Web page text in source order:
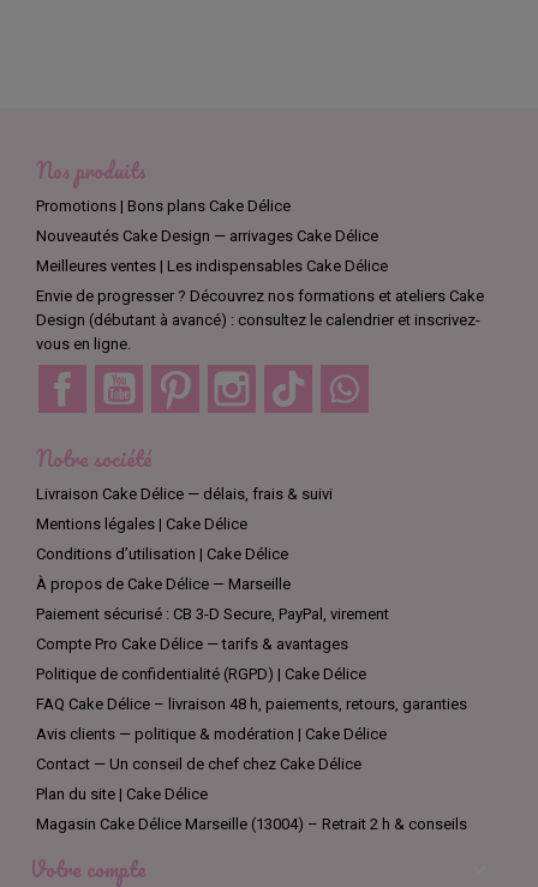
Nos produits
Promotions | Bons plans Cake Délice
Nouveautés Cake Design — arrivages Cake Délice
Meilleures ventes | Les indispensables Cake Délice
Envie de progresser ? Découvrez nos formations et ateliers Cake
Design (débutant à avancé) : consultez le calendrier et inscrivez-
vous en ligne.
Facebook YouTube Pinterest Instagram TikTok
Notre société
Livraison Cake Délice — délais, frais & suivi
Mentions légales | Cake Délice
Conditions d’utilisation | Cake Délice
À propos de Cake Délice — Marseille
Paiement sécurisé : CB 3-D Secure, PayPal, virement
Compte Pro Cake Délice — tarifs & avantages
Politique de confidentialité (RGPD) | Cake Délice
FAQ Cake Délice – livraison 48 h, paiements, retours, garanties
Avis clients — politique & modération | Cake Délice
Contact — Un conseil de chef chez Cake Délice
Plan du site | Cake Délice
Magasin Cake Délice Marseille (13004) – Retrait 2 h & conseils
Votre compte